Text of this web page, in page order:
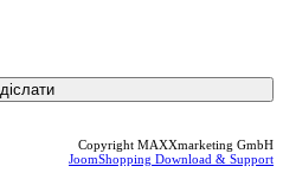
Copyright MAXXmarketing GmbH
JoomShopping Download & Support